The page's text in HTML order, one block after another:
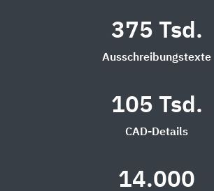
375 Tsd.
Ausschreibungstexte
105 Tsd.
CAD-Details
14.000